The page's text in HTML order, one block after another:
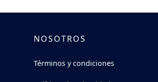
NOSOTROS
Términos y condiciones